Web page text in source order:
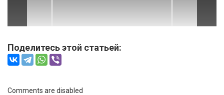
Поделитесь этой статьей:
Comments are disabled